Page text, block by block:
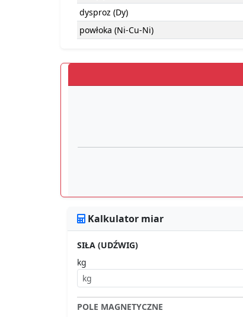
dysproz (Dy)
powłoka (Ni-Cu-Ni)
Kalkulator miar
SIŁA (UDŹWIG)
kg
POLE MAGNETYCZNE